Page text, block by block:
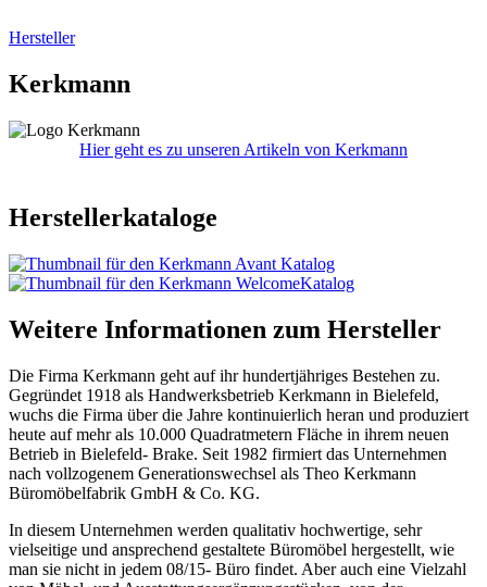
Hersteller
Kerkmann
Hier geht es zu unseren Artikeln von Kerkmann
Herstellerkataloge
Weitere Informationen zum Hersteller
Die Firma Kerkmann geht auf ihr hundertjähriges Bestehen zu.
Gegründet 1918 als Handwerksbetrieb Kerkmann in Bielefeld,
wuchs die Firma über die Jahre kontinuierlich heran und produziert
heute auf mehr als 10.000 Quadratmetern Fläche in ihrem neuen
Betrieb in Bielefeld- Brake. Seit 1982 firmiert das Unternehmen
nach vollzogenem Generationswechsel als Theo Kerkmann
Büromöbelfabrik GmbH & Co. KG.
In diesem Unternehmen werden qualitativ hochwertige, sehr
vielseitige und ansprechend gestaltete Büromöbel hergestellt, wie
man sie nicht in jedem 08/15- Büro findet. Aber auch eine Vielzahl